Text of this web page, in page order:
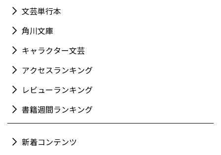
文芸単行本
角川文庫
キャラクター文芸
アクセスランキング
レビューランキング
書籍週間ランキング
新着コンテンツ